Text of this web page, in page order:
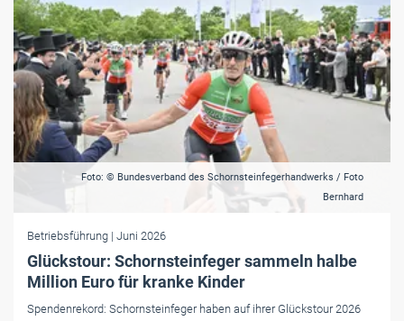
Foto: © Bundesverband des Schornsteinfegerhandwerks / Foto
Bernhard
Betriebsführung | Juni 2026
Glückstour: Schornsteinfeger sammeln halbe
Million Euro für kranke Kinder
Spendenrekord: Schornsteinfeger haben auf ihrer Glückstour 2026